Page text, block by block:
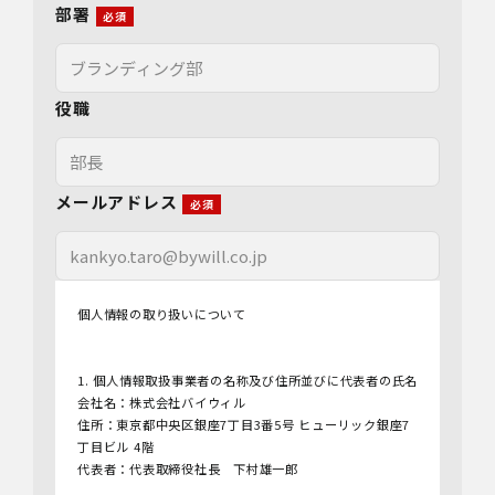
部署
役職
メールアドレス
個人情報の取り扱いについて
1. 個人情報取扱事業者の名称及び住所並びに代表者の氏名
会社名：株式会社バイウィル
住所：東京都中央区銀座7丁目3番5号 ヒューリック銀座7
丁目ビル 4階
代表者：代表取締役社長 下村雄一郎